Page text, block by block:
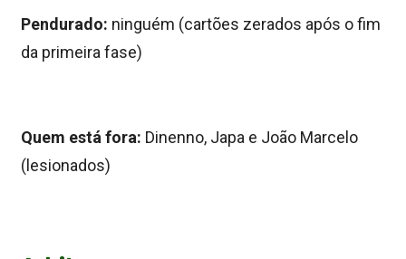
Pendurado: ninguém (cartões zerados após o fim
da primeira fase)
Quem está fora: Dinenno, Japa e João Marcelo
(lesionados)